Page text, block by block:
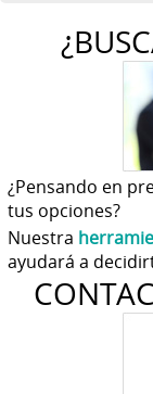
¿Pensando en
tus opciones?
Nuestra
ayudará a